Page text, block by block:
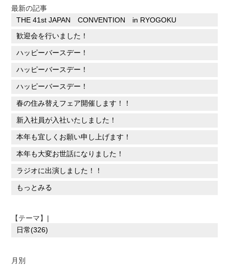
最新の記事
THE 41st JAPAN CONVENTION in RYOGOKU
歓迎会を行いました！
ハッピーバースデー！
ハッピーバースデー！
ハッピーバースデー！
春の住み替えフェア開催します！！
新入社員が入社いたしました！
本年も宜しくお願い申し上げます！
本年も大変お世話になりました！
ラジオに出演しました！！
もっとみる
【テーマ】|
日常(326)
月別